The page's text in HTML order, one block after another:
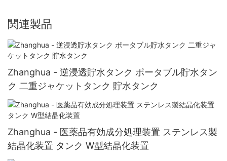
関連製品
Zhanghua - 逆浸透貯水タンク ポータブル貯水タン
ク 二重ジャケットタンク 貯水タンク
Zhanghua - 医薬品有効成分処理装置 ステンレス製
結晶化装置 タンク W型結晶化装置